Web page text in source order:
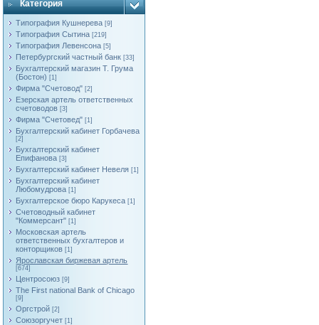
Категория
Типография Кушнерева [9]
Типография Сытина [219]
Типография Левенсона [5]
Петербургский частный банк [33]
Бухгалтерский магазин Т. Грума
(Бостон) [1]
Фирма "Счетовод" [2]
Езерская артель ответственных
счетоводов [3]
Фирма "Счетовед" [1]
Бухгалтерский кабинет Горбачева
[2]
Бухгалтерский кабинет
Епифанова [3]
Бухгалтерский кабинет Невеля [1]
Бухгалтерский кабинет
Любомудрова [1]
Бухгалтерское бюро Карукеса [1]
Счетоводный кабинет
"Коммерсант" [1]
Московская артель
ответственных бухгалтеров и
конторщиков [1]
Яроcлавская биржевая артель
[674]
Центросоюз [9]
The First national Bank of Chicago
[9]
Оргстрой [2]
Союзоргучет [1]